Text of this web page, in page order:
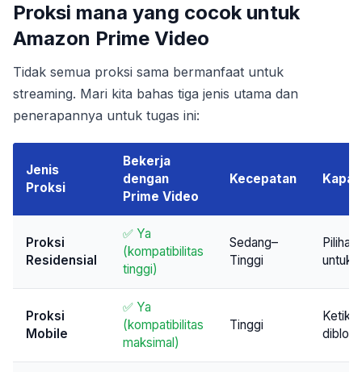
Proksi mana yang cocok untuk
Amazon Prime Video
Tidak semua proksi sama bermanfaat untuk
streaming. Mari kita bahas tiga jenis utama dan
penerapannya untuk tugas ini:
Jenis
Proksi
Bekerja
dengan
Prime Video
Kecepatan
Proksi
Residensial
✅ Ya
(kompatibilitas
tinggi)
Sedang–
Tinggi
Pilihan
untuk
Proksi
Mobile
✅ Ya
(kompatibilitas
maksimal)
Tinggi
Ketika
diblokir